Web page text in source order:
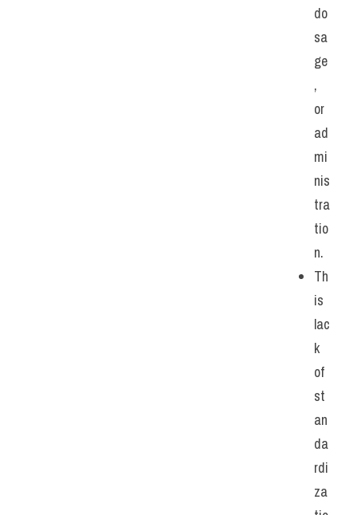
do
sa
ge
,
or
ad
mi
nis
tra
tio
n.
Th
is
lac
k
of
st
an
da
rdi
za